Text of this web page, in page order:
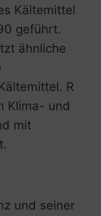
Kältemittel
geführt.
ähnliche
R
Klima- und
mit
und seiner